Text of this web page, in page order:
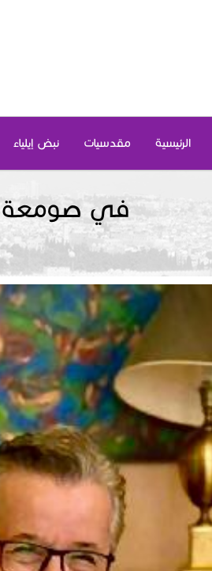
الرئيسية مقدسيات نبض إيلياء
في صومعة